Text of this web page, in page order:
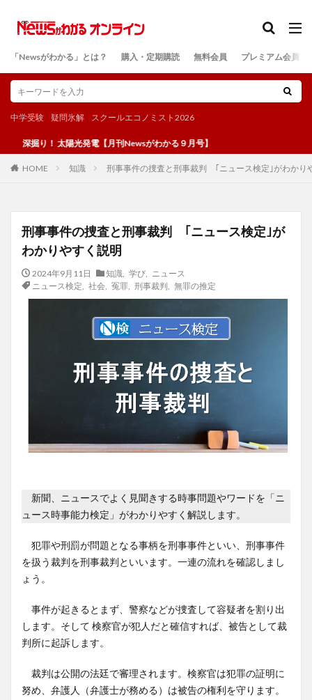
「Newsがわかる」とは？ 購入・定期購読 無料会員 プレミアム会員
中学受験 疑問氷解 スクールエコノミスト2026
太陽光発電【月刊Newsがわかる９月号】
HOME 知識 刑事事件の捜査と刑事裁判 ｢ニュース検定｣がわかり
刑事事件の捜査と刑事裁判 ｢ニュース検定｣が
わかりやすく説明
2024年9月11日 知識 学び
ニュース
ニュース検定
社会, 冤罪 刑事裁判 無罪の推定
新聞、ニュースでよく見聞きする時事問題やワードを「ニ
ュース時事能力検定」がわかりやすく解説します。
犯罪や刑罰が問題となる事柄を刑事事件といい、刑事事件
を扱う裁判を刑事裁判といいます。一連の流れを確認しまし
ょう。
事件が起きるとまず、警察などが捜査して容疑者を割り出
します。そして 検察官が犯人だと確信すれば、被告として裁
判所に起訴します。
裁判は公開の法廷で審理されます。検察官は犯罪の証明に
努め、弁護人（弁護士が務める）は被告の権利を守ります。
検索